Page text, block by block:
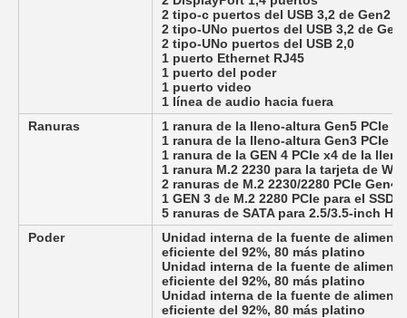
2 tipo-c puertos del USB 3,2 de Gen2
2 tipo-UNo puertos del USB 3,2 de
2 tipo-UNo puertos del USB 2,0
1 puerto Ethernet RJ45
1 puerto del poder
1 puerto video
1 línea de audio hacia fuera
Ranuras
1 ranura de la lleno-altura Gen5 PCIe
1 ranura de la lleno-altura Gen3 PCIe x4
1 ranura de la GEN 4 PCIe x4 de la
1 ranura M.2 2230 para la tarjeta de
2 ranuras de M.2 2230/2280 PCIe Gen4
1 GEN 3 de M.2 2280 PCIe para el SSD
5 ranuras de SATA para 2.5/3.5-inch
Poder
Unidad interna de la fuente de
eficiente del 92%, 80 más platino
Unidad interna de la fuente de
eficiente del 92%, 80 más platino
Unidad interna de la fuente de
eficiente del 92%, 80 más platino